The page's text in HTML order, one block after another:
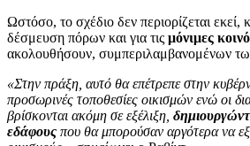
Ωστόσο, το σχέδιο δεν περιορίζεται εκεί,
δέσμευση πόρων και για τις μόνιμες
ακολουθήσουν, συμπεριλαμβανομένων
«Στην πράξη, αυτό θα επέτρεπε στην
προσωρινές τοποθεσίες οικισμών ενώ οι
βρίσκονται ακόμη σε εξέλιξη,
εδάφους που θα μπορούσαν αργότερα να